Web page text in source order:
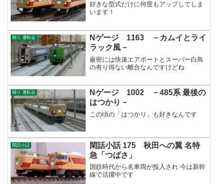
好きな型式だけに何度もアップしてしま
います！
独り 運転会
Nゲージ 1163 －カムイとライ
ラック風－
厳密には快速エアポートとスーパー白鳥
の有り得ない離合なんですけどね
独り 運転会
Nゲージ 1002 －485系 最後の
はつかり－
この頃の「はつかり」も好きなんです
閑話小話
閑話小話 175 秋田への翼 名特
急「つばさ」
国鉄時代から名車両が投入され 今は新幹
線で活躍中です